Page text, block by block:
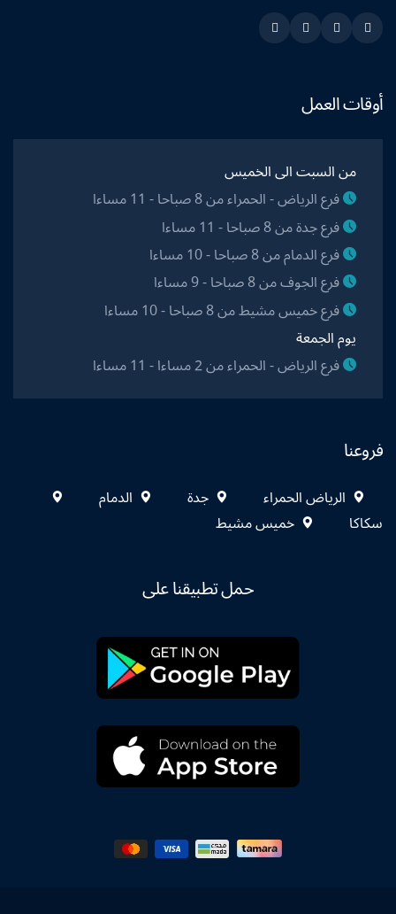
Snapchat
Twitter
Linkedin
Instagram
أوقات العمل
من السبت الى الخميس
فرع الرياض - الحمراء من 8 صباحا - 11 مساءا
فرع جدة من 8 صباحا - 11 مساءا
فرع الدمام من 8 صباحا - 10 مساءا
فرع الجوف من 8 صباحا - 9 مساءا
فرع خميس مشيط من 8 صباحا - 10 مساءا
يوم الجمعة
فرع الرياض - الحمراء من 2 مساءا - 11 مساءا
فروعنا
الرياض الحمراء جدة
الدمام
سكاكا
خميس مشيط
حمل تطبيقنا على